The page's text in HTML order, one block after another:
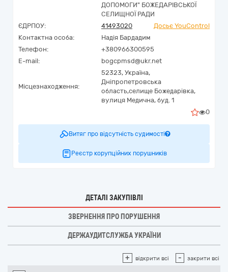
ДОПОМОГИ" БОЖЕДАРІВСЬКОЇ
СЕЛИЩНОЇ РАДИ
ЄДРПОУ:
41493020
Досьє YouControl
Контактна особа:
Надія Бардадим
Телефон:
+380966300595
E-mail:
bogcpmsd@ukr.net
Місцезнаходження:
52323, Україна,
Дніпропетровська
область,селище Божедарівка,
вулиця Медична, буд. 1
0
Витяг про відсутність судимості
Реєстр корупційних порушників
ДЕТАЛІ ЗАКУПІВЛІ
ЗВЕРНЕННЯ ПРО ПОРУШЕННЯ
ДЕРЖАУДИТСЛУЖБА УКРАЇНИ
+ відкрити всі - закрити всі